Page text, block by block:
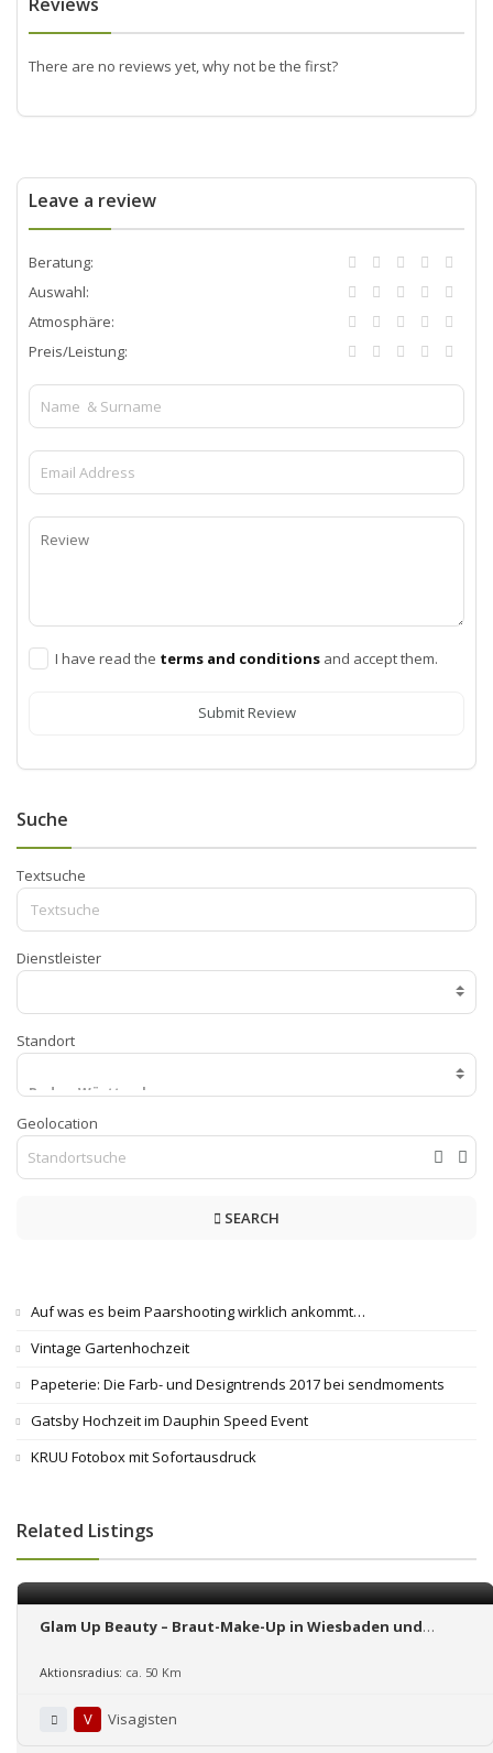
There are no reviews yet, why not be the first?
Leave a review
Beratung:
Auswahl:
Atmosphäre:
Preis/Leistung:
I have read the terms and conditions and accept them.
Submit Review
Suche
Textsuche
Dienstleister
Standort
Geolocation
SEARCH
Auf was es beim Paarshooting wirklich ankommt…
Vintage Gartenhochzeit
Papeterie: Die Farb- und Designtrends 2017 bei sendmoments
Gatsby Hochzeit im Dauphin Speed Event
KRUU Fotobox mit Sofortausdruck
Related Listings
Glam Up Beauty – Braut-Make-Up in Wiesbaden und
Aktionsradius: ca. 50 Km
V Visagisten